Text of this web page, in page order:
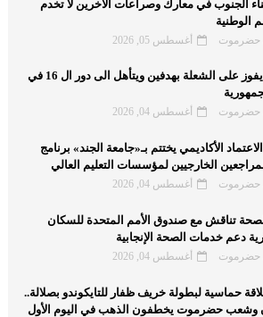
الجنوب في معارك وصراعات الآخرين لا تخدم
أغسطس 05, 2026
السلام يفوز على الشعلة بهدفين ويتأهل الى دور ال 16 في
أغسطس 04, 2026
الأكاديمي يختتم بـ«جامعة الجند» برنامج
الخارجيين لمؤسسات التعليم العالي
أغسطس 04, 2026
تناقش مع صندوق الأمم المتحدة للسكان
خدمات الصحة الإنجابية
أغسطس 04, 2026
لبطولة خريف ظفار للتايكوندو بصلالة..
حضرموت يخطفون الذهب في اليوم الأول